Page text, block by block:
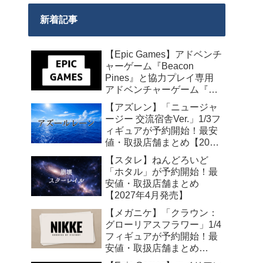
新着記事
【Epic Games】アドベンチ
ャーゲーム『Beacon
Pines』と協力プレイ専用
アドベンチャーゲーム『We
Were Here Together』の無
料配布が来週2026年8月14
日午前0時までの期間限定
で開始！
【アズレン】「ニュージャ
ージー 交流宿舎Ver.」1/3フ
ィギュアが予約開始！最安
値・取扱店舗まとめ【2027
年2月発売】
【スタレ】ねんどろいど
「ホタル」が予約開始！最
安値・取扱店舗まとめ
【2027年4月発売】
【メガニケ】「クラウン：
グローリアスフラワー」1/4
フィギュアが予約開始！最
安値・取扱店舗まとめ
【2027年5月発売】